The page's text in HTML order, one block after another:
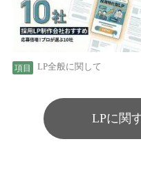
LP全般に関して
LPに関